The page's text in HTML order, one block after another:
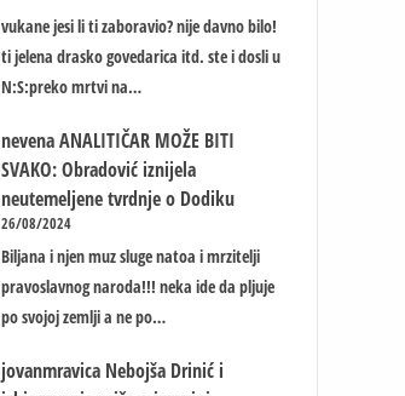
vukane jesi li ti zaboravio? nije davno bilo!
ti jelena drasko govedarica itd. ste i dosli u
N:S:preko mrtvi na…
nevena ANALITIČAR MOŽE BITI
SVAKO: Obradović iznijela
neutemeljene tvrdnje o Dodiku
26/08/2024
Biljana i njen muz sluge natoa i mrzitelji
pravoslavnog naroda!!! neka ide da pljuje
po svojoj zemlji a ne po…
jovanmravica Nebojša Drinić i